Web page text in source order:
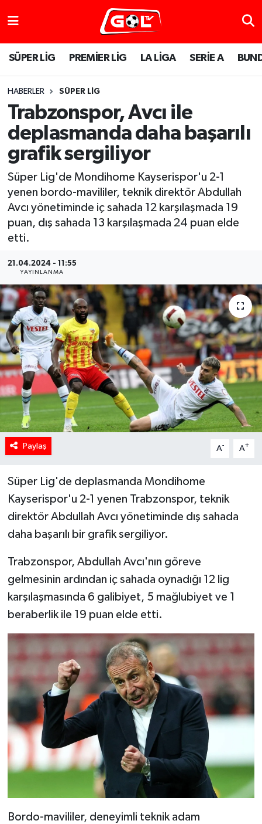
SÜPER LİG PREMİER LİG LA LİGA SERİE A
HABERLER SÜPER LİG
Trabzonspor, Avcı ile
deplasmanda daha başarılı
grafik sergiliyor
Süper Lig'de Mondihome Kayserispor'u 2-1
yenen bordo-mavililer, teknik direktör Abdullah
Avcı yönetiminde iç sahada 12 karşılaşmada 19
puan, dış sahada 13 karşılaşmada 24 puan elde
etti.
21.04.2024 - 11:55
YAYINLANMA
Paylaş A- A+
Süper Lig'de deplasmanda Mondihome
Kayserispor'u 2-1 yenen Trabzonspor, teknik
direktör Abdullah Avcı yönetiminde dış sahada
daha başarılı bir grafik sergiliyor.
Trabzonspor, Abdullah Avcı'nın göreve
gelmesinin ardından iç sahada oynadığı 12 lig
karşılaşmasında 6 galibiyet, 5 mağlubiyet ve 1
beraberlik ile 19 puan elde etti.
Bordo-mavililer, deneyimli teknik adam